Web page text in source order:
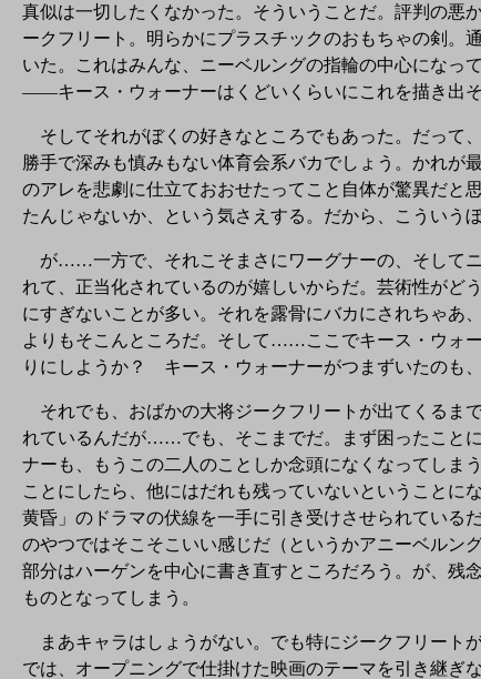
真似は一切したくなかった。そういうことだ。評判の悪
ークフリート。明らかにプラスチックのおもちゃの剣。
いた。これはみんな、ニーベルングの指輪の中心になっ
――キース・ウォーナーはくどいくらいにこれを描き出そ
そしてそれがぼくの好きなところでもあった。だって
勝手で深みも慎みもない体育会系バカでしょう。かれが
のアレを悲劇に仕立ておおせたってこと自体が驚異だと
たんじゃないか、という気さえする。だから、こういう
が……一方で、それこそまさにワーグナーの、そしてニ
れて、正当化されているのが嬉しいからだ。芸術性がど
にすぎないことが多い。それを露骨にバカにされちゃあ
よりもそこんところだ。そして……ここでキース・ウォ
りにしようか？ キース・ウォーナーがつまずいたのも
それでも、おばかの大将ジークフリートが出てくるま
れているんだが……でも、そこまでだ。まず困ったこと
ナーも、もうこの二人のことしか念頭になくなってしま
ことにしたら、他にはだれも残っていないということに
黄昏」のドラマの伏線を一手に引き受けさせられている
のやつではそこそこいい感じだ（というかアニーベルン
部分はハーゲンを中心に書き直すところだろう。が、残
ものとなってしまう。
まあキャラはしょうがない。でも特にジークフリート
では、オープニングで仕掛けた映画のテーマを引き継ぎ